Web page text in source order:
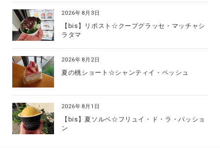
【bis】リポスト☆クープグラッセ・マッチャシ
ラタマ
2026年8月3日
夏の桃ショート☆シャンティイ・ペッシュ
2026年8月2日
【bis】夏ソルベ☆フリュイ・ド・ラ・パッショ
ン
2026年8月1日